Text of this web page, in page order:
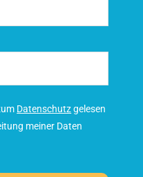
Datenschutzgelesen
meiner Daten